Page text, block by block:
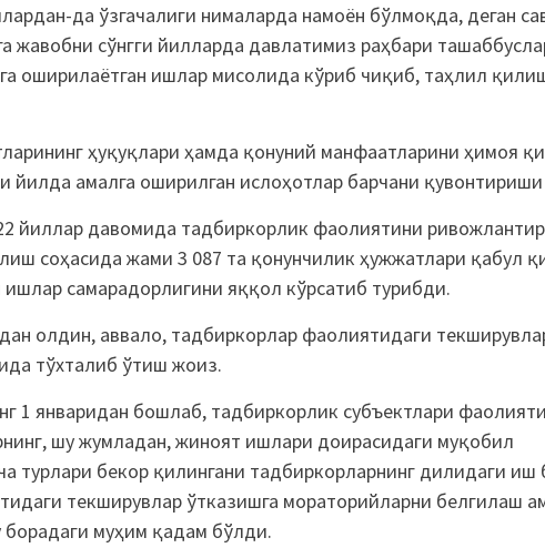
да ўзгачалиги нималарда намоён бўлмоқда, деган
жавобни сўнгги йилларда давлатимиз раҳбари
оширилаётган ишлар мисолида кўриб чиқиб, таҳлил
ҳуқуқлари ҳамда қонуний манфаатларини ҳимоя
йилда амалга оширилган ислоҳотлар барчани
йиллар давомида тадбиркорлик фаолиятини
соҳасида жами 3 087 та қонунчилик ҳужжатлари қабул
самарадорлигини яққол кўрсатиб турибди.
олдин, аввало, тадбиркорлар фаолиятидаги
тўхталиб ўтиш жоиз.
1 январидан бошлаб, тадбиркорлик субъектлари
шу жумладан, жиноят ишлари доирасидаги муқобил
турлари бекор қилингани тадбиркорларнинг дилидаги иш
текширувлар ўтказишга мораторийларни белгилаш
борадаги муҳим қадам бўлди.